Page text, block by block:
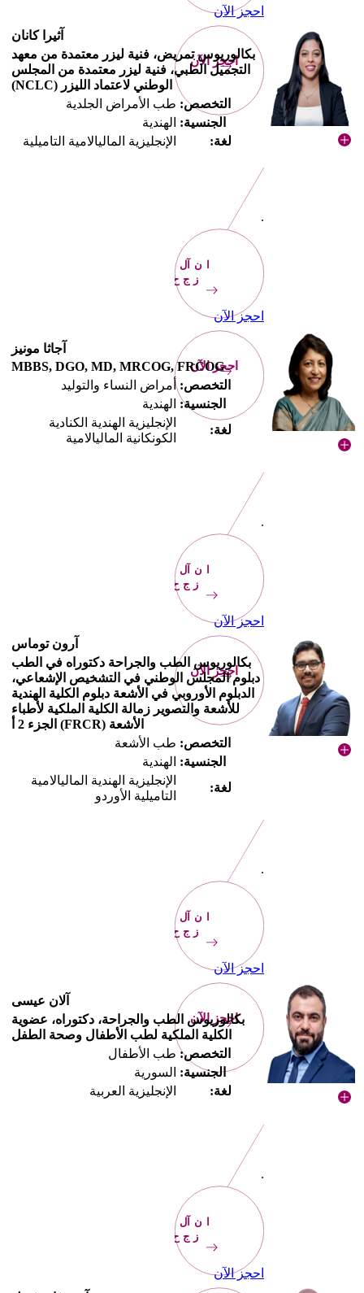
احجز الآن
احجز الآن
آثيرا كانان
بكالوريوس تمريض، فنية ليزر معتمدة من معهد
التجميل الطبي، فنية ليزر معتمدة من المجلس
الوطني لاعتماد الليزر (NCLC)
التخصص: طب الأمراض الجلدية
الجنسية: الهندية
لغة:
الإنجليزية الماليالامية التاميلية
.
احجز
الآن
احجز الآن
احجز الآن
آجاثا مونيز
MBBS, DGO, MD, MRCOG, FRCOG
التخصص: أمراض النساء والتوليد
الجنسية: الهندية
لغة:
الإنجليزية الهندية الكنادية
الكونكانية الماليالامية
.
احجز
الآن
احجز الآن
احجز الآن
آرون توماس
بكالوريوس الطب والجراحة دكتوراه في الطب
دبلوم المجلس الوطني في التشخيص الإشعاعي،
الدبلوم الأوروبي في الأشعة دبلوم الكلية الهندية
للأشعة والتصوير زمالة الكلية الملكية لأطباء
الأشعة (FRCR) الجزء 2 أ
التخصص: طب الأشعة
الجنسية: الهندية
لغة:
الإنجليزية الهندية الماليالامية
التاميلية الأوردو
.
احجز
الآن
احجز الآن
احجز الآن
آلان عيسى
بكالوريوس الطب والجراحة، دكتوراه، عضوية
الكلية الملكية لطب الأطفال وصحة الطفل
التخصص: طب الأطفال
الجنسية: السورية
لغة:
الإنجليزية العربية
.
احجز
الآن
احجز الآن